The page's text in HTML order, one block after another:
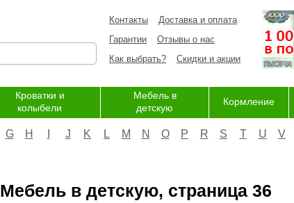
Контакты
Доставка и оплата
Гарантии
Отзывы о нас
Как выбрать?
Скидки и акции
Кроватки и
колыбели
Мебель в
детскую
Кормление
G H J K L M N O P R S T U V
Мебель в детскую, страница 36